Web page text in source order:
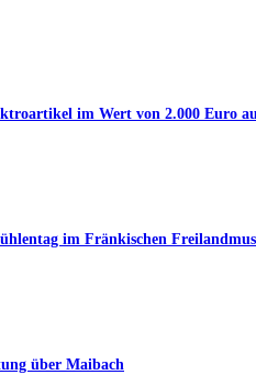
im Wert von 2.000 Euro
im Fränkischen
über Maibach